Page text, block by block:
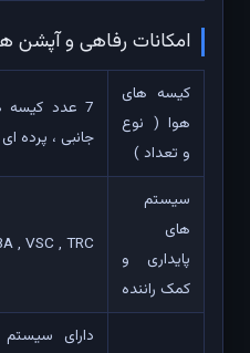
امکانات رفاهی و آپشن
کیسه های
هوا ( نوع
و تعداد )
7 عدد
جانبی ، پرده
سیستم
های
پایداری و
کمک راننده
, VSC , TRC
دارای